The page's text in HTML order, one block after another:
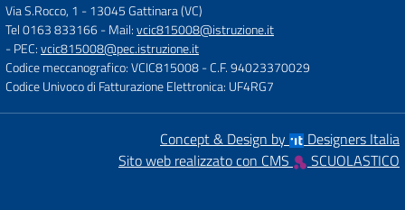
Via S.Rocco, 1 -13045 Gattinara (VC)
Tel 0163 833166- Mail:vcic815008@istruzione.it
- PEC:vcic815008@pec.istruzione.it
Codice meccanografico: VCIC815008- C.F. 94023370029
Codice Univoco di Fatturazione Elettronica: UF4RG7
Concept & Design by
Designers Italia
Sito web realizzato con CMS
SCUOLASTICO